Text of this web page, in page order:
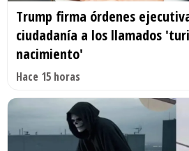
Trump firma órdenes
ciudadanía a los llamados
nacimiento'
Hace 15 horas